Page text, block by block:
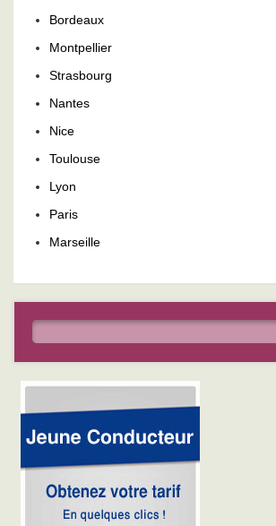
Bordeaux
Montpellier
Strasbourg
Nantes
Nice
Toulouse
Lyon
Paris
Marseille